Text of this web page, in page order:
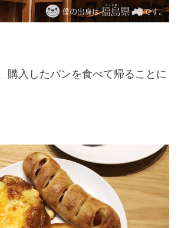
購入したパンを食べて帰ることに